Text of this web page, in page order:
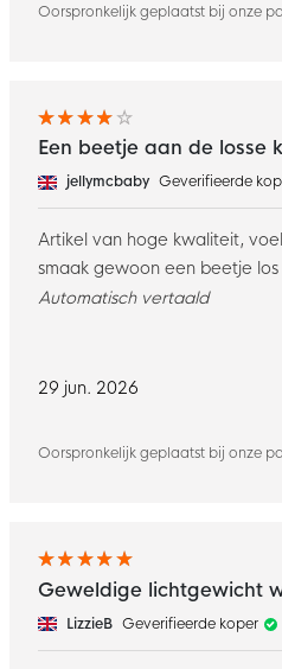
Oorspronkelijk geplaatst bij onze
29 jun. 2026
Oorspronkelijk geplaatst bij onze
Een beetje aan de losse
jellymcbaby Geverifieerde
Artikel van hoge kwaliteit,
smaak gewoon een beetje
Automatisch vertaald
Geweldige lichtgewicht
LizzieB Geverifieerde koper